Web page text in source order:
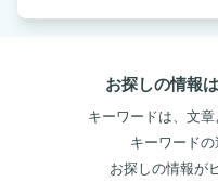
お探しの情報
キーワードは、文章
キーワードの
お探しの情報が